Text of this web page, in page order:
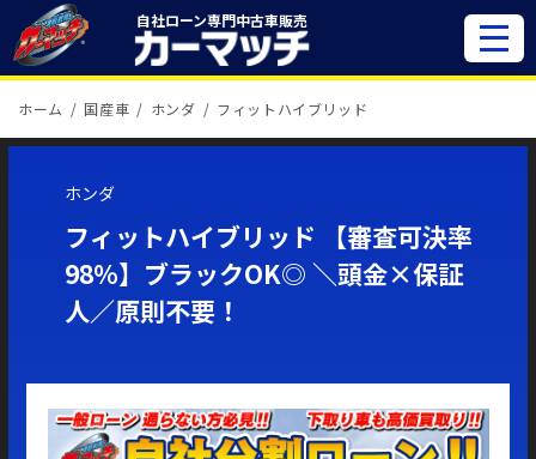
自社ローン専門中古車販売
ホーム 国産車 ホンダ フィットハイブリッド
ホンダ
フィットハイブリッド 【審査可決率
98％】ブラックOK◎ ＼頭金×保証
人／原則不要！